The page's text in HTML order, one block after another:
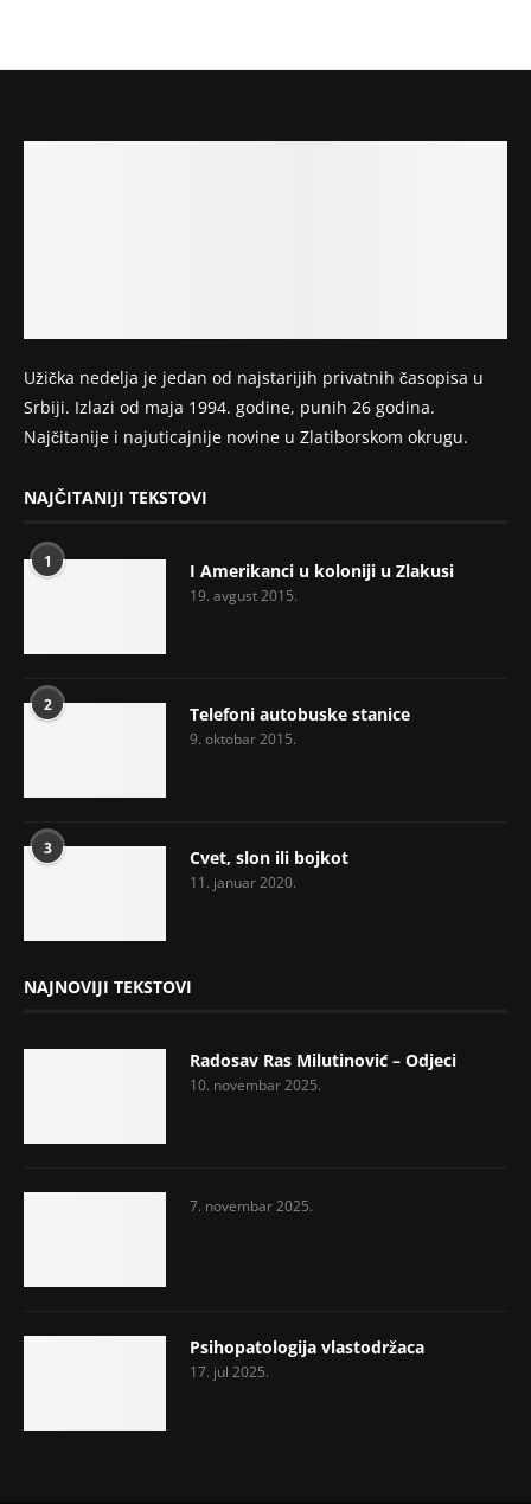
Užička nedelja je jedan od najstarijih privatnih časopisa u
Srbiji. Izlazi od maja 1994. godine, punih 26 godina.
Najčitanije i najuticajnije novine u Zlatiborskom okrugu.
NAJČITANIJI TEKSTOVI
1 I Amerikanci u koloniji u Zlakusi
19. avgust 2015.
2 Telefoni autobuske stanice
9. oktobar 2015.
3 Cvet, slon ili bojkot
11. januar 2020.
NAJNOVIJI TEKSTOVI
Radosav Ras Milutinović – Odjeci
10. novembar 2025.
7. novembar 2025.
Psihopatologija vlastodržaca
17. jul 2025.